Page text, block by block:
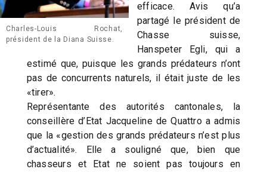
Charles-Louis Rochat,
président de la Diana Suisse.
efficace. Avis qu’a
partagé le président de
Chasse suisse,
Hanspeter Egli, qui a
estimé que, puisque les grands prédateurs n’ont
pas de concurrents naturels, il était juste de les
«tirer».
Représentante des autorités cantonales, la
conseillère d’Etat Jacqueline de Quattro a admis
que la «gestion des grands prédateurs n’est plus
d’actualité». Elle a souligné que, bien que
chasseurs et Etat ne soient pas toujours en